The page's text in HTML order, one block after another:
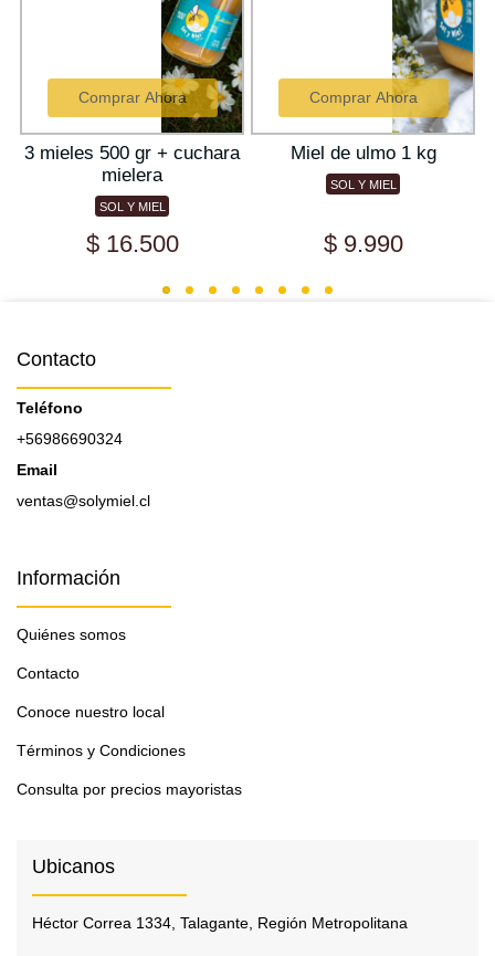
Comprar Ahora
3 mieles 500 gr + cuchara
mielera
SOL Y MIEL
$ 16.500
Comprar Ahora
Miel de ulmo 1 kg
SOL Y MIEL
$ 9.990
Contacto
Teléfono
+56986690324
Email
ventas@solymiel.cl
Información
Quiénes somos
Contacto
Conoce nuestro local
Términos y Condiciones
Consulta por precios mayoristas
Ubicanos
Héctor Correa 1334, Talagante, Región Metropolitana